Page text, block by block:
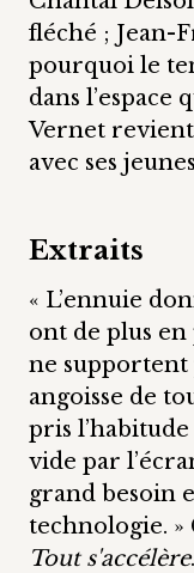
fléché ; Jean-
pourquoi le
dans l’espace
Vernet
avec ses
Extraits
« L’ennuie
ont de plus en
ne supportent
angoisse de
pris
vide par
grand besoin
technologie. »
Tout s'accélère.